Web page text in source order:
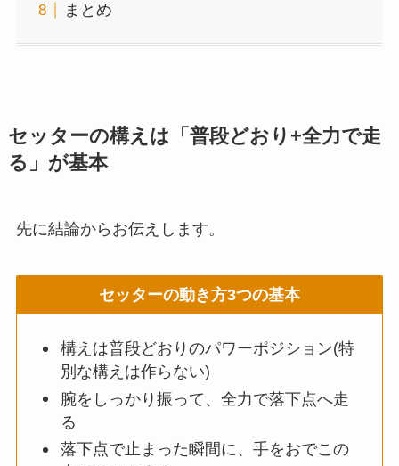
まとめ
セッターの構えは「普段どおり+全力で走
る」が基本
先に結論からお伝えします。
セッターの動き方3つの基本
構えは普段どおりのパワーポジション(特
別な構えは作らない)
腕をしっかり振って、全力で落下点へ走
る
落下点で止まった瞬間に、手をおでこの